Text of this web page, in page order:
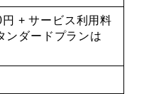
+ サービス利用料
ンダードプランは